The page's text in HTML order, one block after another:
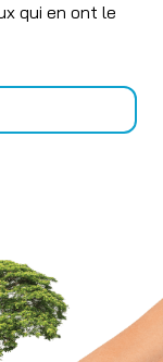
qui en ont le